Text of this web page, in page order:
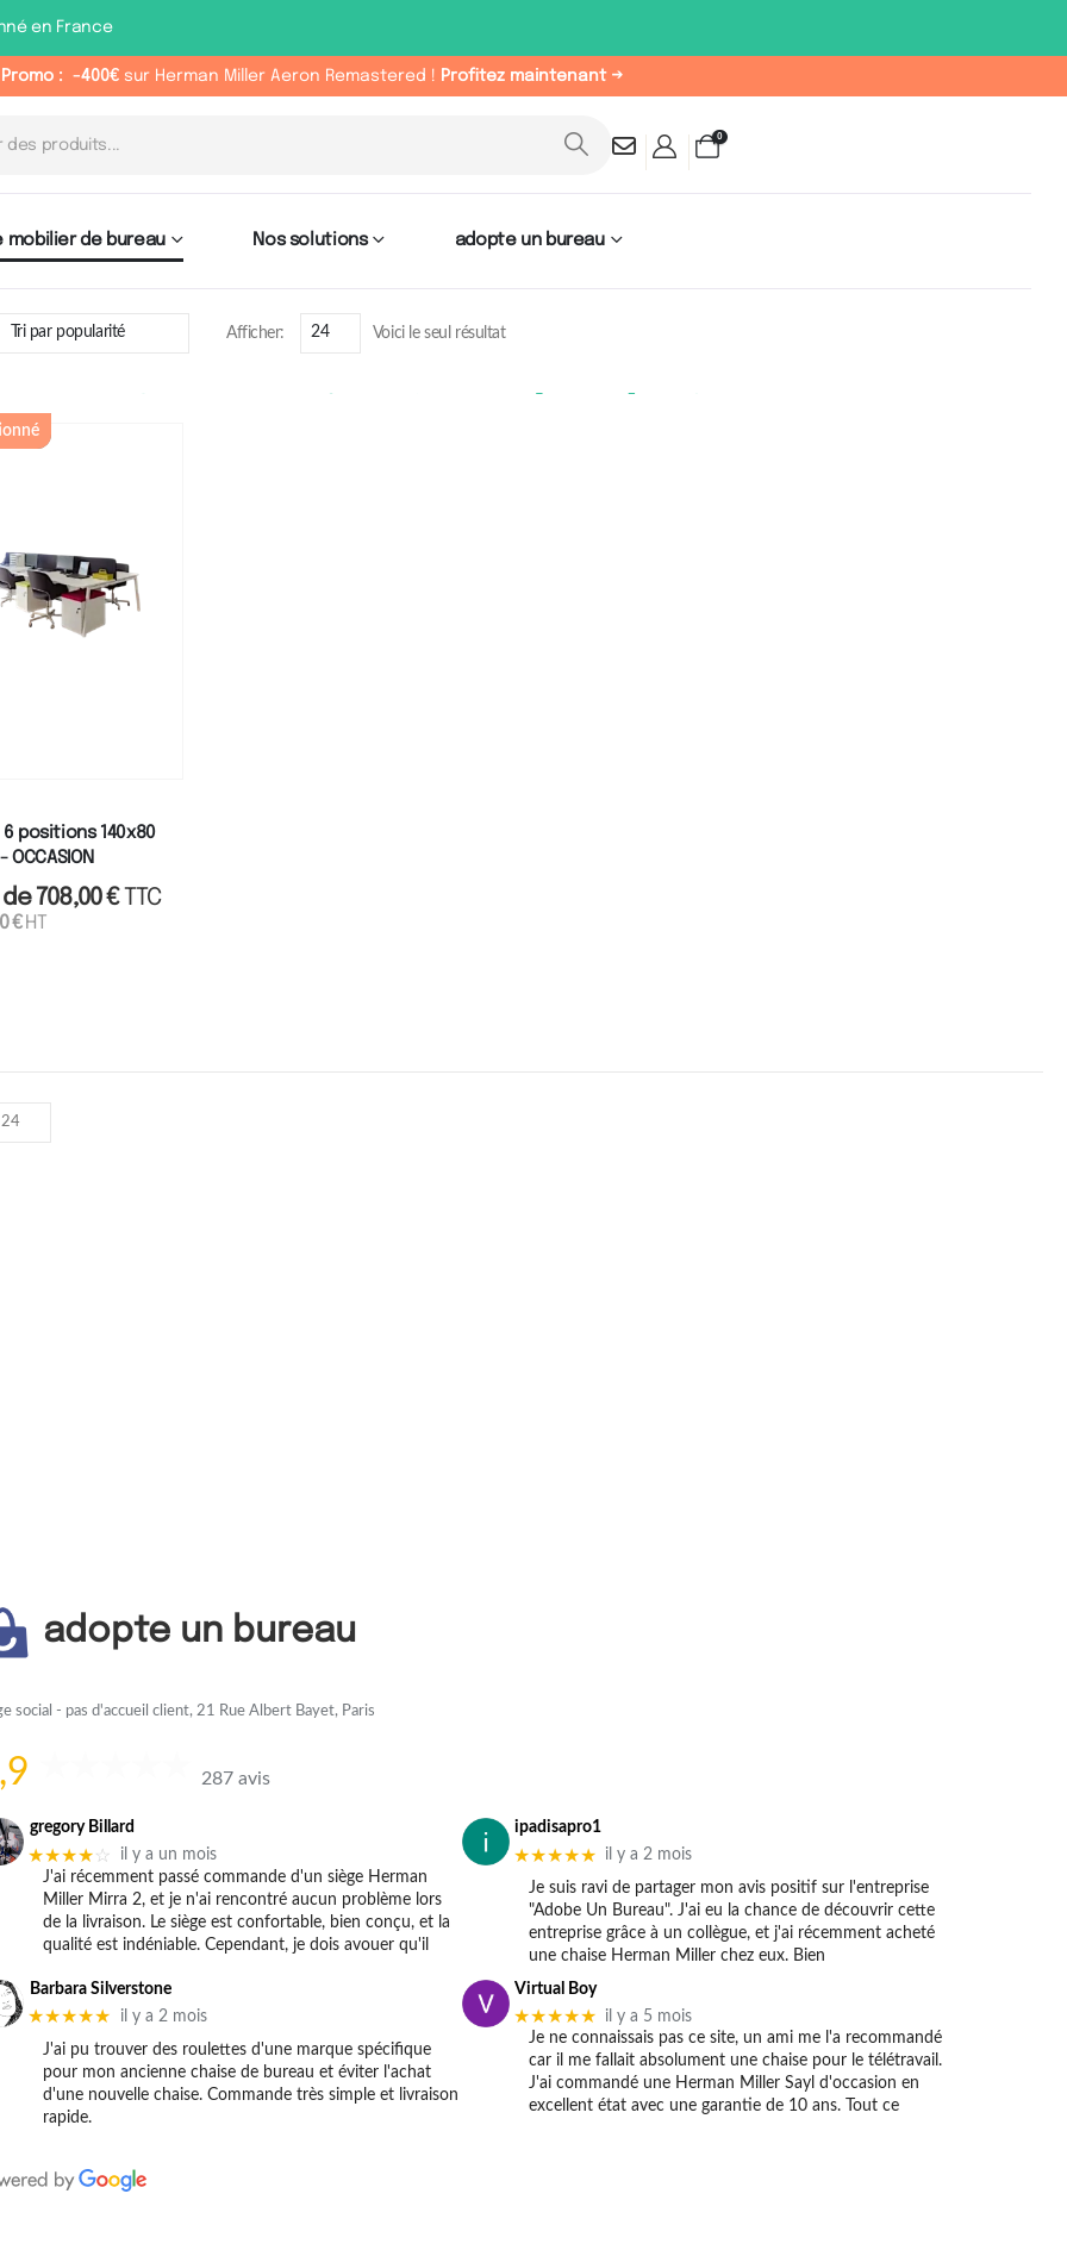
en France
: -400€sur Herman Miller Aeron Remastered ! Profitez maintenant →
0
mobilier de bureau Nos solutions adopte un bureau
Afficher: Voici le seul résultat
positions 140x80
OCCASION
de708,00€TTC
€HT
adopte un bureau
social - pas d'accueil client, 21 Rue Albert Bayet, Paris
287 avis
gregory Billard
★★★★☆
il y a un mois
J'ai récemment passé commande d'un siège Herman
Miller Mirra 2, et je n'ai rencontré aucun problème lors
de la livraison. Le siège est confortable, bien conçu, et la
qualité est indéniable. Cependant, je dois avouer qu'il
ipadisapro1
★★★★★
il y a 2 mois
Je suis ravi de partager mon avis positif sur l'entreprise
"Adobe Un Bureau". J'ai eu la chance de découvrir cette
entreprise grâce à un collègue, et j'ai récemment acheté
une chaise Herman Miller chez eux. Bien
Barbara Silverstone
★★★★★
il y a 2 mois
J'ai pu trouver des roulettes d'une marque spécifique
pour mon ancienne chaise de bureau et éviter l'achat
d'une nouvelle chaise. Commande très simple et livraison
rapide.
Virtual Boy
★★★★★
il y a 5 mois
Je ne connaissais pas ce site, un ami me l'a recommandé
car il me fallait absolument une chaise pour le télétravail.
J'ai commandé une Herman Miller Sayl d'occasion en
excellent état avec une garantie de 10 ans. Tout ce